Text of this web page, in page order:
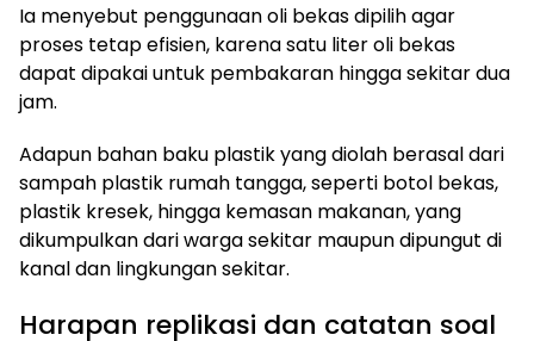
Ia menyebut penggunaan oli bekas dipilih agar
proses tetap efisien, karena satu liter oli bekas
dapat dipakai untuk pembakaran hingga sekitar dua
jam.
Adapun bahan baku plastik yang diolah berasal dari
sampah plastik rumah tangga, seperti botol bekas,
plastik kresek, hingga kemasan makanan, yang
dikumpulkan dari warga sekitar maupun dipungut di
kanal dan lingkungan sekitar.
Harapan replikasi dan catatan soal